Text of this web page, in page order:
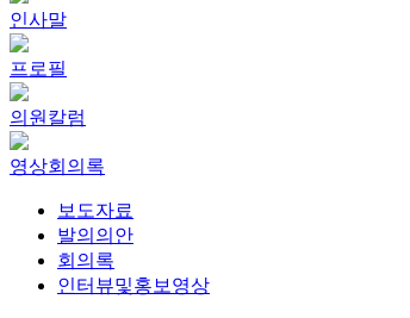
인사말
프로필
의원칼럼
영상회의록
보도자료
발의의안
회의록
인터뷰및홍보영상